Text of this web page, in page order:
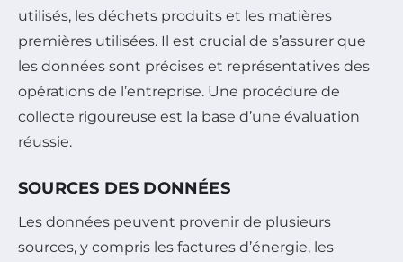
utilisés, les déchets produits et les matières
premières utilisées. Il est crucial de s’assurer que
les données sont précises et représentatives des
opérations de l’entreprise. Une procédure de
collecte rigoureuse est la base d’une évaluation
réussie.
SOURCES DES DONNÉES
Les données peuvent provenir de plusieurs
sources, y compris les factures d’énergie, les